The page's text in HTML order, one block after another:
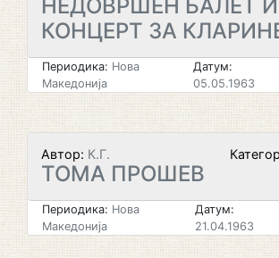
НЕДОВРШЕН БАЛЕТ И
КОНЦЕРТ ЗА
Периодика: Нова
Македонија
Датум:
05.05.1963
Автор: К.Г.
ТОМА ПРОШЕВ
Периодика: Нова
Македонија
Датум:
21.04.1963